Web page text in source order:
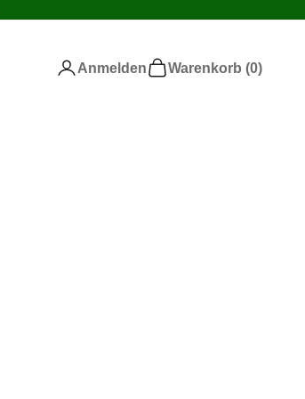
Anmelden
AnmeldenWarenkorb
Warenkorb (0)